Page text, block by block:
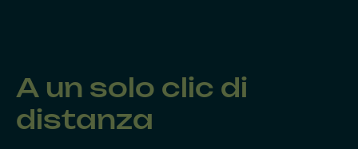
A un solo clic di
distanza